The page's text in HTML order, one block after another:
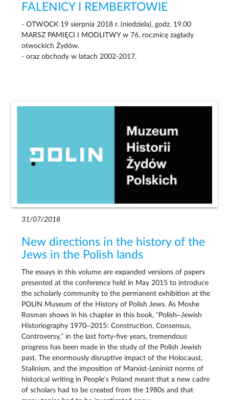
FALENICY I REMBERTOWIE
- OTWOCK 19 sierpnia 2018 r. (niedziela), godz. 19.00
MARSZ PAMIĘCI I MODLITWY w 76. rocznicę zagłady
otwockich Żydów.
- oraz obchody w latach 2002-2017.
31/07/2018
New directions in the history of the
Jews in the Polish lands
The essays in this volume are expanded versions of papers
presented at the conference held in May 2015 to introduce
the scholarly community to the permanent exhibition at the
POLIN Museum of the History of Polish Jews. As Moshe
Rosman shows in his chapter in this book, “Polish–Jewish
Historiography 1970–2015: Construction, Consensus,
Controversy,” in the last forty-five years, tremendous
progress has been made in the study of the Polish Jewish
past. The enormously disruptive impact of the Holocaust,
Stalinism, and the imposition of Marxist-Leninist norms of
historical writing in People’s Poland meant that a new cadre
of scholars had to be created from the 1980s and that